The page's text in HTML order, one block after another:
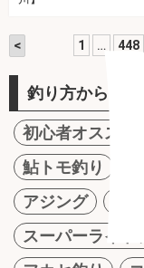
< 1 … 448
釣り方から探す
初心者オススメ！
鮎トモ釣り
アジング
ル
スーパーライト